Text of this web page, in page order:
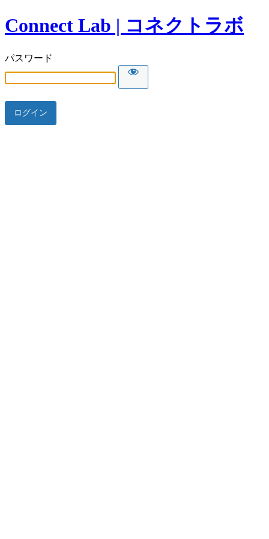
Connect Lab | コネクトラボ
パスワード